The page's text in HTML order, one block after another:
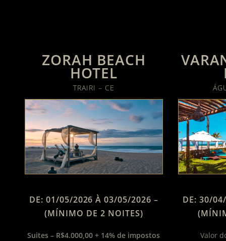
ZORAH BEACH
HOTEL
TRAIRI – CE
DE: 01/05/2026 À 03/05/2026 –
(MÍNIMO DE 2 NOITES)
Suites – R$4.000,00 + 14% de impostos
DE: 30/
Valor